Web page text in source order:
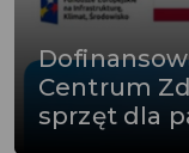
Centrum
sprzęt dla